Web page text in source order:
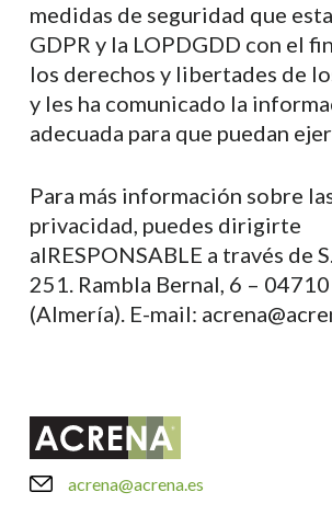
medidas de seguridad que
GDPR y la LOPDGDD con el
los derechos y libertades de
y les ha comunicado la
adecuada para que puedan
Para más información sobre
privacidad, puedes dirigirte
alRESPONSABLE a través de
251. Rambla Bernal, 6 –
(Almería). E-mail:
acrena@acrena.es